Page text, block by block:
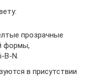
прозрачные
формы,
B-N.
в присутствии